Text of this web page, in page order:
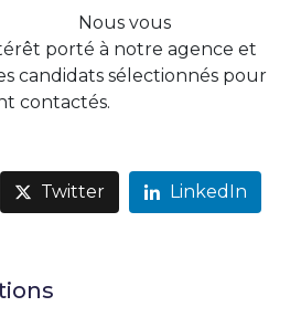
Nous vous
porté à notre agence et
candidats sélectionnés pour
contactés.
Twitter LinkedIn